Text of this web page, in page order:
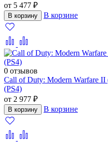
от 5 477 ₽
В корзину В корзине
0 отзывов
Call of Duty: Modern Warfare II
(PS4)
от 2 977 ₽
В корзину В корзине